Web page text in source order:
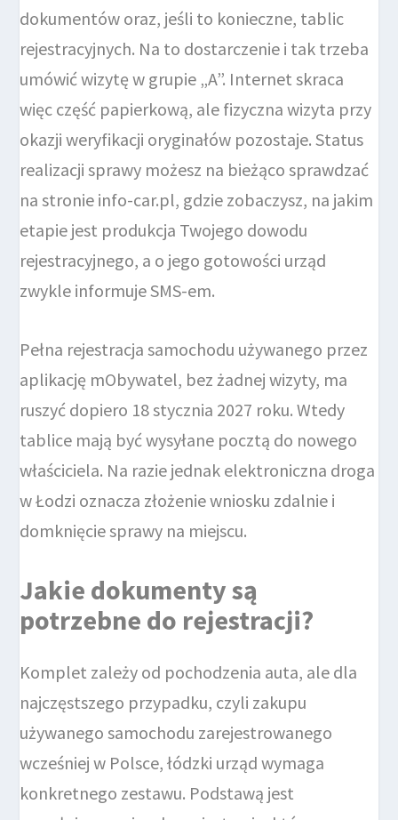
dokumentów oraz, jeśli to konieczne, tablic
rejestracyjnych. Na to dostarczenie i tak trzeba
umówić wizytę w grupie „A”. Internet skraca
więc część papierkową, ale fizyczna wizyta przy
okazji weryfikacji oryginałów pozostaje. Status
realizacji sprawy możesz na bieżąco sprawdzać
na stronie info-car.pl, gdzie zobaczysz, na jakim
etapie jest produkcja Twojego dowodu
rejestracyjnego, a o jego gotowości urząd
zwykle informuje SMS-em.
Pełna rejestracja samochodu używanego przez
aplikację mObywatel, bez żadnej wizyty, ma
ruszyć dopiero 18 stycznia 2027 roku. Wtedy
tablice mają być wysyłane pocztą do nowego
właściciela. Na razie jednak elektroniczna droga
w Łodzi oznacza złożenie wniosku zdalnie i
domknięcie sprawy na miejscu.
Jakie dokumenty są
potrzebne do rejestracji?
Komplet zależy od pochodzenia auta, ale dla
najczęstszego przypadku, czyli zakupu
używanego samochodu zarejestrowanego
wcześniej w Polsce, łódzki urząd wymaga
konkretnego zestawu. Podstawą jest